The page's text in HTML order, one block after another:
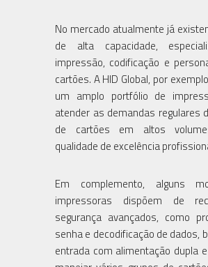
No mercado atualmente já
de alta capacidade,
impressão, codificação e
cartões. A HID Global, por
um amplo portfólio de
atender as demandas regulares
de cartões em altos
qualidade de excelência
Em complemento, alguns
impressoras dispõem de
segurança avançados, como
senha e decodificação de dados,
entrada com alimentação dupla